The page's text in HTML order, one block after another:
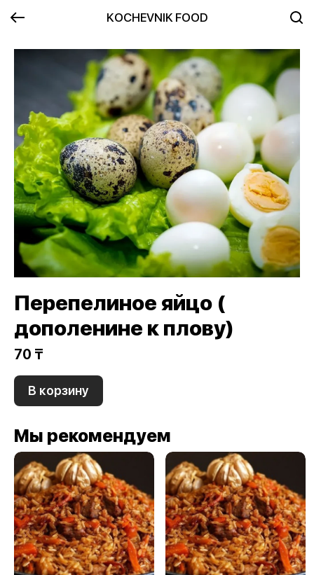
KOCHEVNIK FOOD
Перепелиное яйцо (
дополенине к плову)
70 ₸
В корзину
Мы рекомендуем